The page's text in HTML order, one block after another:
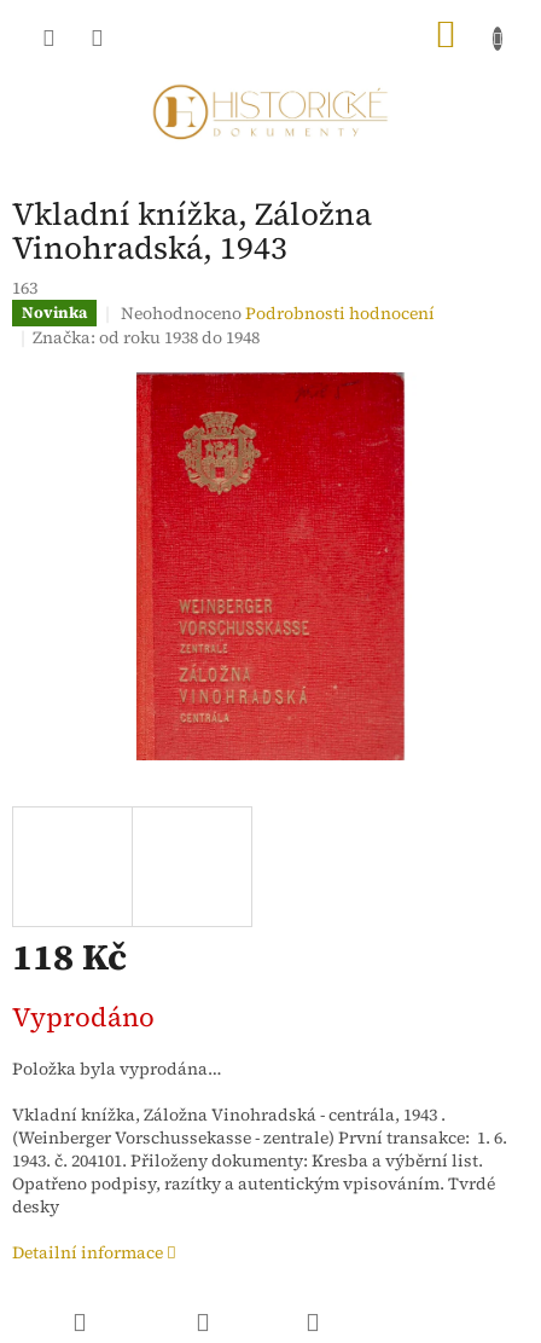
Vkladní knížka, Záložna
Vinohradská, 1943
163
Novinka
Průměrné
hodnocení
0,0
hvězdiček.
NeohodnocenoPodrobnosti hodnocení
Značka:od roku 1938 do 1948
118 Kč
cena:
Vyprodáno
Položka byla vyprodána…
Vkladní knížka, Záložna Vinohradská - centrála, 1943 .
(Weinberger Vorschussekasse - zentrale) První transakce: 1. 6.
1943. č. 204101. Přiloženy dokumenty: Kresba a výběrní list.
Opatřeno podpisy, razítky a autentickým vpisováním. Tvrdé
desky
Detailní informace